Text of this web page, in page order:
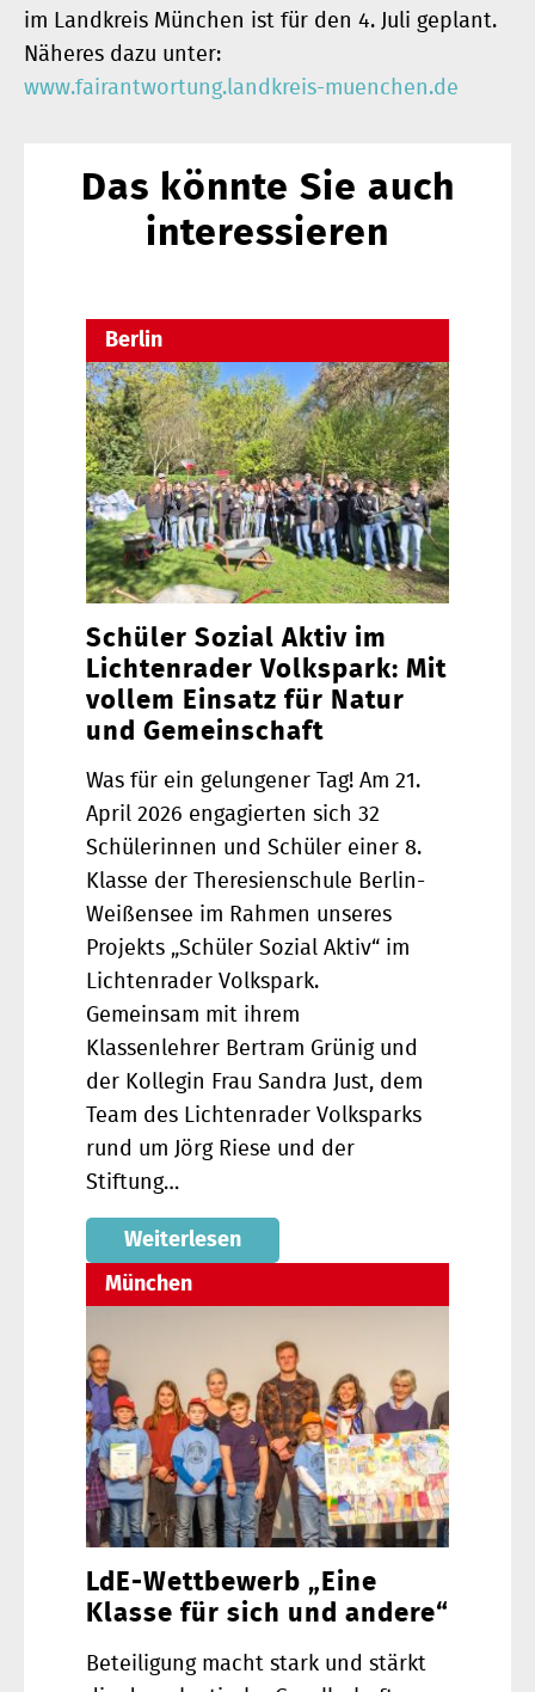
im Landkreis München ist für den 4. Juli geplant.
Näheres dazu unter:
www.fairantwortung.landkreis-muenchen.de
Das könnte Sie auch
interessieren
Berlin
Schüler Sozial Aktiv im
Lichtenrader Volkspark: Mit
vollem Einsatz für Natur
und Gemeinschaft
Was für ein gelungener Tag! Am 21.
April 2026 engagierten sich 32
Schülerinnen und Schüler einer 8.
Klasse der Theresienschule Berlin-
Weißensee im Rahmen unseres
Projekts „Schüler Sozial Aktiv“ im
Lichtenrader Volkspark.
Gemeinsam mit ihrem
Klassenlehrer Bertram Grünig und
der Kollegin Frau Sandra Just, dem
Team des Lichtenrader Volksparks
rund um Jörg Riese und der
Stiftung…
Weiterlesen
München
LdE-Wettbewerb „Eine
Klasse für sich und andere“
Beteiligung macht stark und stärkt